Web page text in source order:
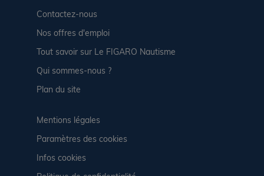
Contactez-nous
Nos offres d'emploi
Tout savoir sur Le FIGARO Nautisme
Qui sommes-nous ?
Plan du site
Mentions légales
Paramètres des cookies
Infos cookies